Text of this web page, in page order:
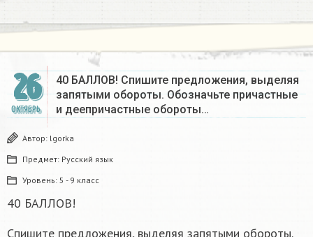
26
ОКТЯБРЬ
40 БАЛЛОВ! Спишите предложения, выделяя
запятыми обороты. Обозначьте причастные
и деепричастные обороты…
Автор: lgorka
Предмет: Русский язык
Уровень: 5 - 9 класс
40 БАЛЛОВ!
Спишите предложения, выделяя запятыми обороты.